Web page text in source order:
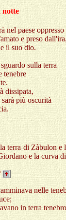
notte
nel paese
e preso
il suo dio.
sulla terra
tenebre
dissipata,
più oscurità
terra di Zàbulon
e la curva
nelle
in terra